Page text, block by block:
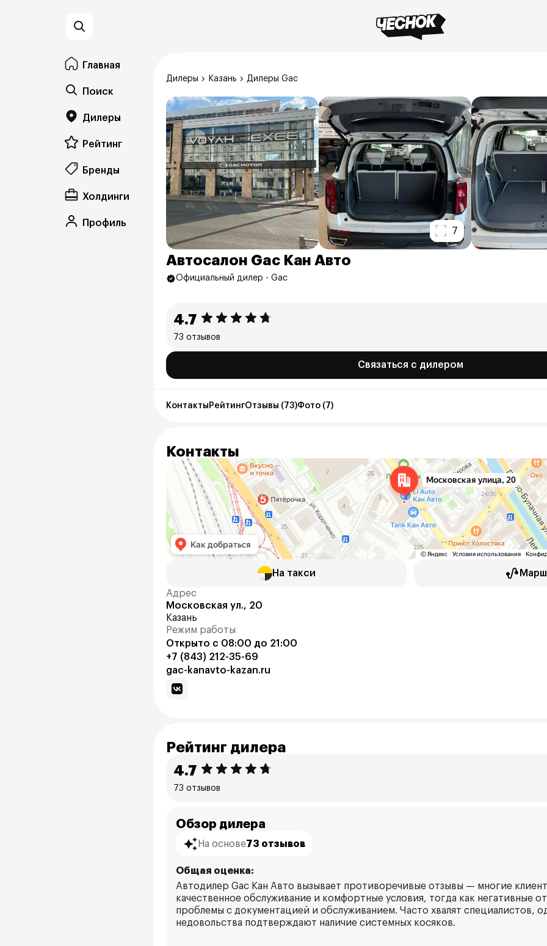
Главная
Поиск
Дилеры
Рейтинг
Бренды
Холдинги
Профиль
Дилеры Казань Дилеры Gac
7
Автосалон Gac Кан Авто
Официальный дилер - Gac
4.7
73 отзывов
Связаться с дилером
Контакты РейтингОтзывы (73)Фото (7)
Контакты
На такси
Адрес
Московская ул., 20
Казань
Режим работы
Открыто с 08:00 до 21:00
+7 (843) 212-35-69
gac-kanavto-kazan.ru
Рейтинг дилера
4.7
73 отзывов
Обзор дилера
На основе73 отзывов
Общая оценка:
Автодилер Gac Кан Авто вызывает противоречивые отзывы — многие
качественное обслуживание и комфортные условия, тогда как негативные
проблемы с документацией и обслуживанием. Часто хвалят специалистов,
недовольства подтверждают наличие системных косяков.